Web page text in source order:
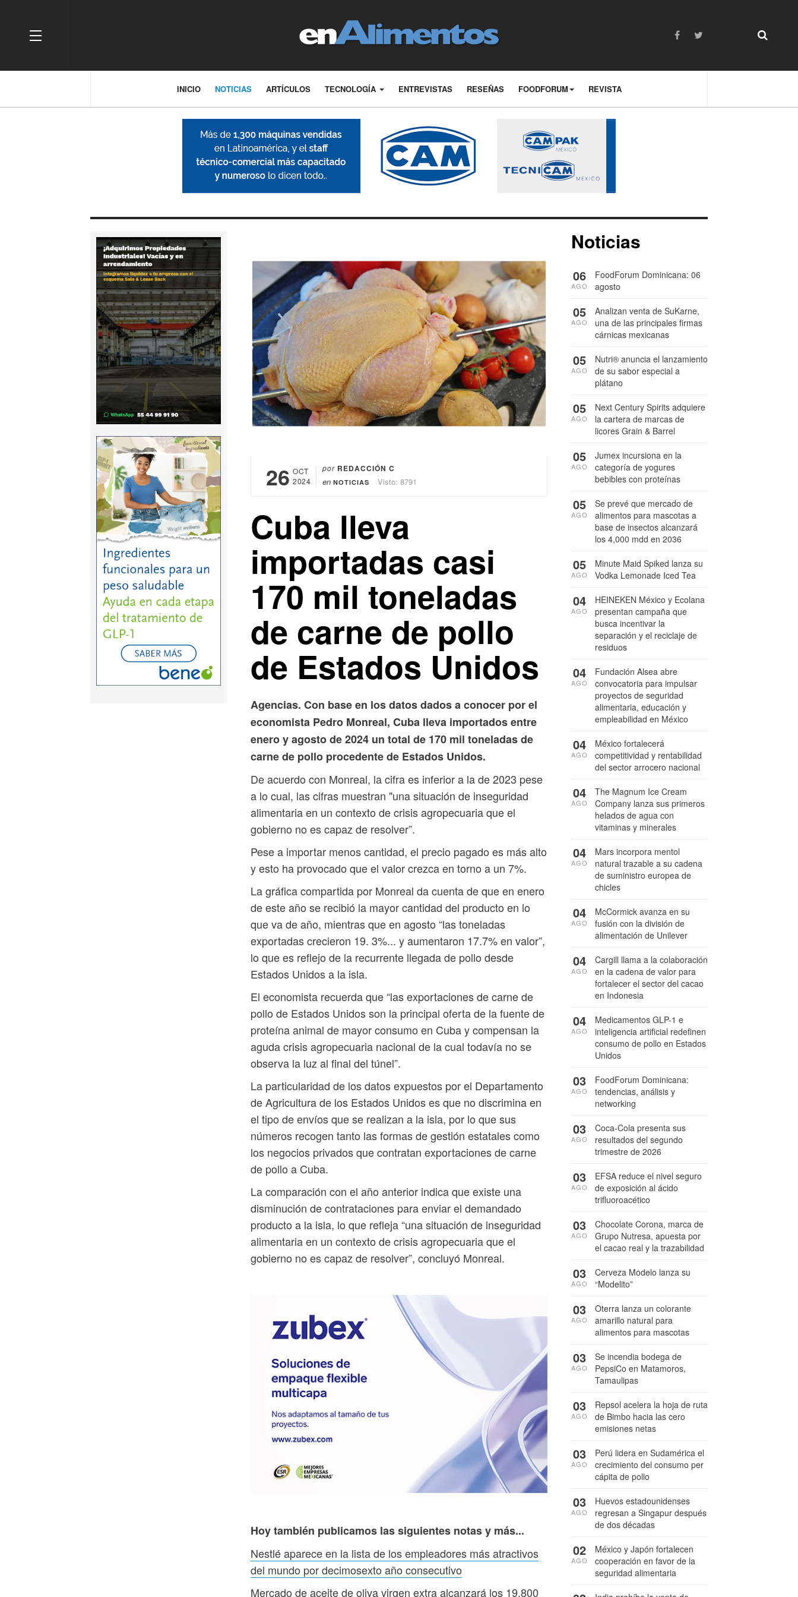
OFF CANVAS
INICIO NOTICIAS ARTÍCULOS TECNOLOGÍA ENTREVISTAS RESEÑAS FOODFORUM REVISTA
26 OCT
2024
por REDACCIÓN C
en NOTICIAS Visto: 8791
Cuba lleva
importadas casi
170 mil toneladas
de carne de pollo
de Estados Unidos
Agencias. Con base en los datos dados a conocer por el
economista Pedro Monreal, Cuba lleva importados entre
enero y agosto de 2024 un total de 170 mil toneladas de
carne de pollo procedente de Estados Unidos.
De acuerdo con Monreal, la cifra es inferior a la de 2023 pese
a lo cual, las cifras muestran "una situación de inseguridad
alimentaria en un contexto de crisis agropecuaria que el
gobierno no es capaz de resolver”.
Pese a importar menos cantidad, el precio pagado es más alto
y esto ha provocado que el valor crezca en torno a un 7%.
La gráfica compartida por Monreal da cuenta de que en enero
de este año se recibió la mayor cantidad del producto en lo
que va de año, mientras que en agosto “las toneladas
exportadas crecieron 19. 3%... y aumentaron 17.7% en valor”,
lo que es reflejo de la recurrente llegada de pollo desde
Estados Unidos a la isla.
El economista recuerda que “las exportaciones de carne de
pollo de Estados Unidos son la principal oferta de la fuente de
proteína animal de mayor consumo en Cuba y compensan la
aguda crisis agropecuaria nacional de la cual todavía no se
observa la luz al final del túnel”.
La particularidad de los datos expuestos por el Departamento
de Agricultura de los Estados Unidos es que no discrimina en
el tipo de envíos que se realizan a la isla, por lo que sus
números recogen tanto las formas de gestión estatales como
los negocios privados que contratan exportaciones de carne
de pollo a Cuba.
La comparación con el año anterior indica que existe una
disminución de contrataciones para enviar el demandado
producto a la isla, lo que refleja “una situación de inseguridad
alimentaria en un contexto de crisis agropecuaria que el
gobierno no es capaz de resolver”, concluyó Monreal.
Hoy también publicamos las siguientes notas y más...
Nestlé aparece en la lista de los empleadores más atractivos
del mundo por decimosexto año consecutivo
Mercado de aceite de oliva virgen extra alcanzará los 19,800
Noticias
FoodForum Dominicana: 06
agosto
06
AGO
Analizan venta de SuKarne,
una de las principales firmas
cárnicas mexicanas
05
AGO
Nutri® anuncia el lanzamiento
de su sabor especial a
plátano
05
AGO
Next Century Spirits adquiere
la cartera de marcas de
licores Grain & Barrel
05
AGO
Jumex incursiona en la
categoría de yogures
bebibles con proteínas
05
AGO
Se prevé que mercado de
alimentos para mascotas a
base de insectos alcanzará
los 4,000 mdd en 2036
05
AGO
Minute Maid Spiked lanza su
Vodka Lemonade Iced Tea
05
AGO
HEINEKEN México y Ecolana
presentan campaña que
busca incentivar la
separación y el reciclaje de
residuos
04
AGO
Fundación Alsea abre
convocatoria para impulsar
proyectos de seguridad
alimentaria, educación y
empleabilidad en México
04
AGO
México fortalecerá
competitividad y rentabilidad
del sector arrocero nacional
04
AGO
The Magnum Ice Cream
Company lanza sus primeros
helados de agua con
vitaminas y minerales
04
AGO
Mars incorpora mentol
natural trazable a su cadena
de suministro europea de
chicles
04
AGO
McCormick avanza en su
fusión con la división de
alimentación de Unilever
04
AGO
Cargill llama a la colaboración
en la cadena de valor para
fortalecer el sector del cacao
en Indonesia
04
AGO
Medicamentos GLP-1 e
inteligencia artificial redefinen
consumo de pollo en Estados
Unidos
04
AGO
FoodForum Dominicana:
tendencias, análisis y
networking
03
AGO
Coca-Cola presenta sus
resultados del segundo
trimestre de 2026
03
AGO
EFSA reduce el nivel seguro
de exposición al ácido
trifluoroacético
03
AGO
Chocolate Corona, marca de
Grupo Nutresa, apuesta por
el cacao real y la trazabilidad
03
AGO
Cerveza Modelo lanza su
“Modelito”
03
AGO
Oterra lanza un colorante
amarillo natural para
alimentos para mascotas
03
AGO
Se incendia bodega de
PepsiCo en Matamoros,
Tamaulipas
03
AGO
Repsol acelera la hoja de ruta
de Bimbo hacia las cero
emisiones netas
03
AGO
Perú lidera en Sudamérica el
crecimiento del consumo per
cápita de pollo
03
AGO
Huevos estadounidenses
regresan a Singapur después
de dos décadas
03
AGO
México y Japón fortalecen
cooperación en favor de la
seguridad alimentaria
02
AGO